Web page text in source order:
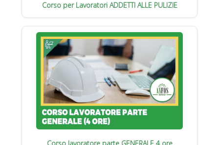
Corso per Lavoratori ADDETTI ALLE PULIZIE